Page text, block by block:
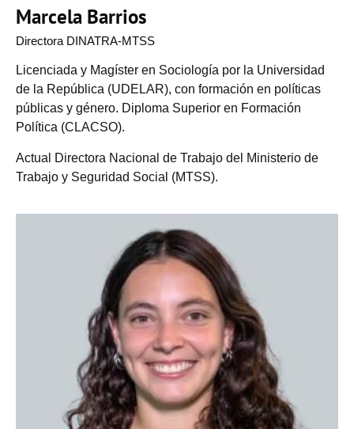
Marcela Barrios
Directora DINATRA-MTSS
Licenciada y Magíster en Sociología por la Universidad
de la República (UDELAR), con formación en políticas
públicas y género. Diploma Superior en Formación
Política (CLACSO).
Actual Directora Nacional de Trabajo del Ministerio de
Trabajo y Seguridad Social (MTSS).